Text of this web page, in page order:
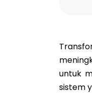
untuk
sistem